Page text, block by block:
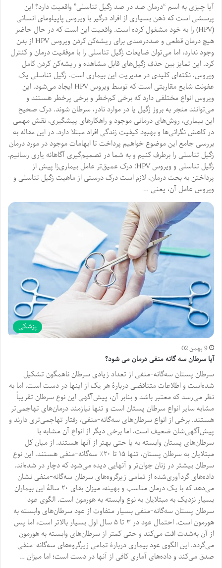
آیا چیزی به اسم “درمان صد در صد زگیل تناسلی” واقعیت دارد؟ این
پرسشی است که ذهن بسیاری از افراد درگیر با ویروس پاپیلومای انسانی
(HPV) را به خود مشغول کرده است. واقعیت این است که در حال حاضر
هیچ درمان قطعی و صددرصدی برای ریشه‌کن کردن ویروس HPV از بدن
وجود ندارد، اما می‌توان ضایعات زگیل تناسلی را با موفقیت درمان و کنترل
کرد. این تمایز بین حذف زگیل‌های قابل مشاهده و ریشه‌کن کردن کامل
ویروس، نکته‌ای کلیدی در مدیریت این بیماری است. زگیل تناسلی یک
عفونت شایع مقاربتی است که توسط ویروس HPV ایجاد می‌شود. این
ویروس انواع مختلفی دارد که برخی کم‌خطر و برخی پرخطر هستند و
می‌توانند منجر به بروز زگیل یا در موارد نادر، سرطان شوند. درک صحیح
این بیماری، روش‌های درمانی موجود و راهکارهای پیشگیری، نقش مهمی
در کاهش نگرانی‌ها و بهبود کیفیت زندگی افراد مبتلا دارد. در این مقاله به
بررسی جامع این موضوع خواهیم پرداخت تا ابهامات موجود در مورد درمان
زگیل تناسلی را برطرف کنیم و به شما در تصمیم‌گیری آگاهانه یاری رسانیم.
زگیل تناسلی و ویروس HPV: درک عمیق‌تر عامل بیماری‌زا پیش از
پرداختن به بحث درمان، لازم است درک درستی از ماهیت زگیل تناسلی و
ویروس عامل آن، یعنی …
پزشکی
9 بهمن 02
آیا سرطان سه گانه منفی درمان می شود؟
سرطان پستان سه‌گانه-منفی از تعداد زیادی سرطان ناهمگون تشکیل
شده‌است و اطلاعات متناقضی دربارهٔ هر یک از اینها در دست است، اما به
نظر می‌رسد که معتبر باشد و بنابر آن، پیش‌آگهی این نوع سرطان تقریباً
مشابه سایر انواع سرطان پستان است و تنها نیازمند درمان‌های تهاجمی‌تر
هستند. برخی از انواع سرطان‌های سه‌گانه-منفی، رفتار تهاجمی‌تری دارند و
پیش‌آگهی‌شان ضعیف است، اما برخی دیگر از انواع آن مشابه با
سرطان‌های پستان وابسته به یا حتی بهتر از آنها هستند. از میان کل
مبتلایان به سرطان پستان، تنها ۱۵ تا ۲۰٪ سه‌گانه-منفی هستند. این نوع
سرطان بیشتر در زنان جوان‌تر و آنهایی دیده می‌شود که دچار در شده‌اند.
داده‌های گردآوری‌شده از تمامی زیرگروه‌های سرطان سه‌گانه-منفی نشان
می‌دهد که با یک درمان مناسب و بهینه، میزان بقای ۲۰ سالهٔ این بیماران
بسیار نزدیک به مبتلایان به نوع وابسته به هورمون است. الگوی عود
سرطان پستان سه‌گانه-منفی بسیار متفاوت از عود سرطان‌های وابسته به
هورمون است. احتمال عود در ۳ تا ۵ سال اول بسیار بالاتر است، اما پس
از آن به‌شدت افت می‌کند و حتی کمتر از سرطان‌های وابسته به هورمون
می‌گردد. این الگوی عود بیماری دربارهٔ تمامی زیرگروه‌های سه‌گانه-منفی
صدق می‌کند و داده‌های آماری کافی از آنها در دست است؛ اما میزان …